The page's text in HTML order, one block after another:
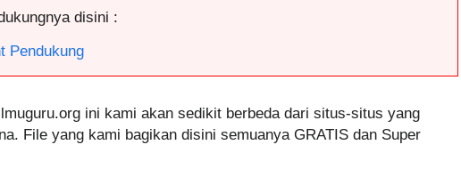
disini :
Pendukung
ini kami akan sedikit berbeda dari situs-situs yang
File yang kami bagikan disini semuanya GRATIS dan Super